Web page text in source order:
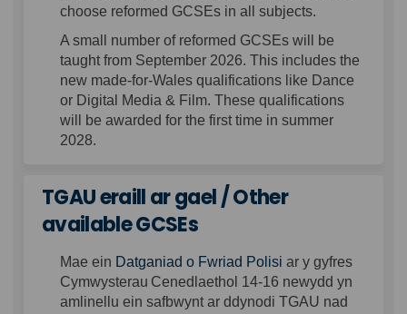
choose reformed GCSEs in all subjects.
A small number of reformed GCSEs will be
taught from September 2026. This includes the
new made-for-Wales qualifications like Dance
or Digital Media & Film. These qualifications
will be awarded for the first time in summer
2028.
TGAU eraill ar gael / Other
available GCSEs
Mae ein Datganiad o Fwriad Polisi ar y gyfres
Cymwysterau Cenedlaethol 14-16 newydd yn
amlinellu ein safbwynt ar ddynodi TGAU nad